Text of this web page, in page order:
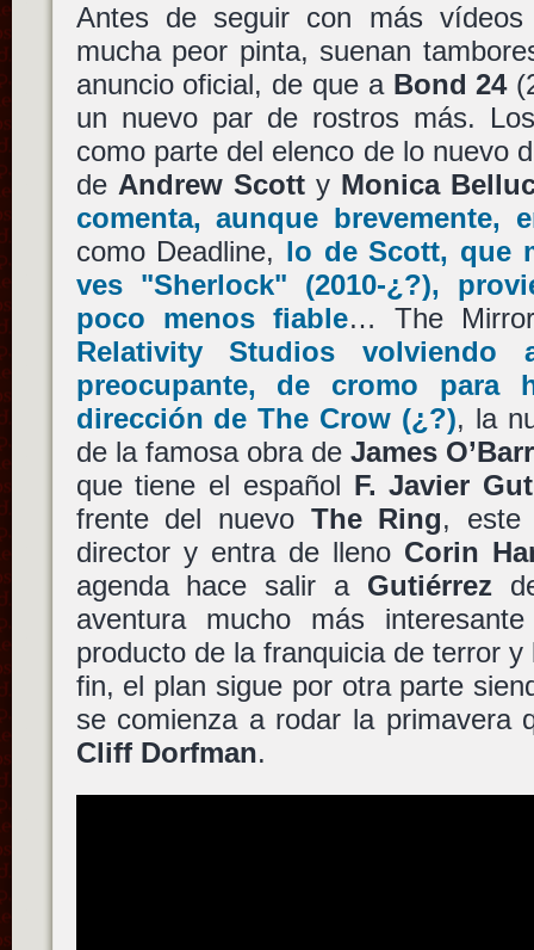
Antes de seguir con más vídeos
mucha peor pinta, suenan
anuncio oficial, de que a Bond 24
un nuevo par de rostros más.
como parte del elenco de lo nuevo
de Andrew Scotty Monica
comenta, aunque
como Deadline, lo deScott, que
ves "Sherlock" (2010-¿?),
poco menos fiable… The
Relativity Studios volviendo
preocupante, de cromo para
dirección deThe Crow (¿?), la
de la famosa obra de James O’Barr
que tiene el español F. Javier
frente del nuevo The Ring, este
director y entra de lleno Corin
agenda hace salir a Gutiérrez
aventura mucho más
producto de la franquicia de terror
fin, el plan sigue por otra parte
se comienza a rodar la primavera
Cliff Dorfman.